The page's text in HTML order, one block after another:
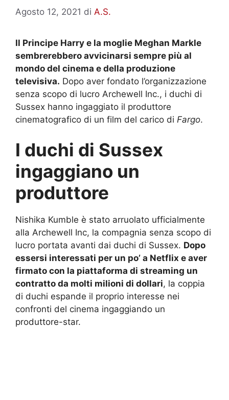
Agosto 12, 2021 di A.S.
Il Principe Harry e la moglie Meghan Markle
sembrerebbero avvicinarsi sempre più al
mondo del cinema e della produzione
televisiva. Dopo aver fondato l’organizzazione
senza scopo di lucro Archewell Inc., i duchi di
Sussex hanno ingaggiato il produttore
cinematografico di un film del carico di Fargo.
I duchi di Sussex
ingaggiano un
produttore
Nishika Kumble è stato arruolato ufficialmente
alla Archewell Inc, la compagnia senza scopo di
lucro portata avanti dai duchi di Sussex. Dopo
essersi interessati per un po’ a Netflix e aver
firmato con la piattaforma di streaming un
contratto da molti milioni di dollari, la coppia
di duchi espande il proprio interesse nei
confronti del cinema ingaggiando un
produttore-star.